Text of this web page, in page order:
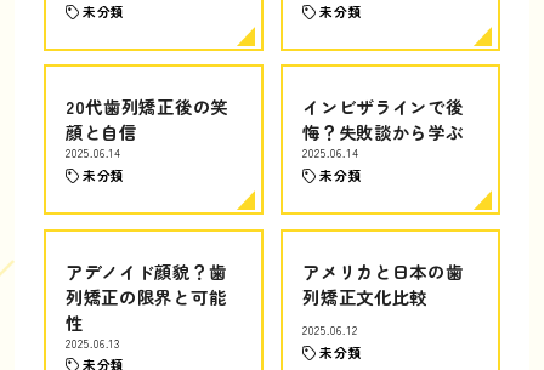
未分類 未分類
20代歯列矯正後の笑
顔と自信
2025.06.14
未分類
インビザラインで後
悔？失敗談から学ぶ
2025.06.14
未分類
アデノイド顔貌？歯
列矯正の限界と可能
性
2025.06.13
未分類
アメリカと日本の歯
列矯正文化比較
2025.06.12
未分類